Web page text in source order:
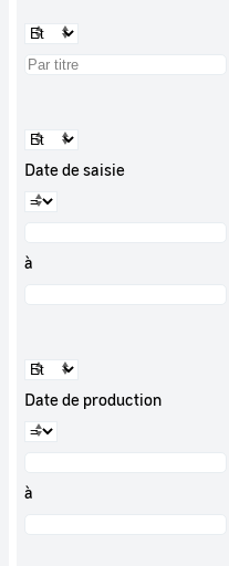
Date de saisie
à
Date de production
à